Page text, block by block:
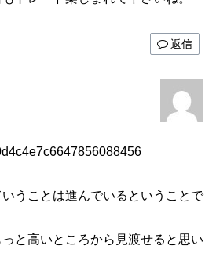
返信
うことは進んでいるということで
と高いところから見渡せると思い